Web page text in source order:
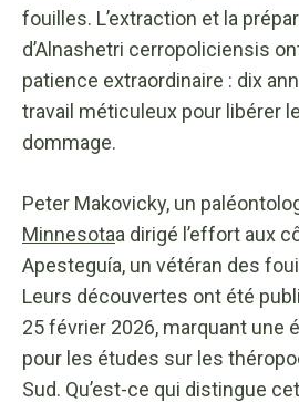
fouilles. L’extraction et la
d’Alnashetri cerropoliciensis
patience extraordinaire : dix
travail méticuleux pour libérer
dommage.
Peter Makovicky, un
Minnesotaa dirigé l’effort aux
Apesteguía, un vétéran des
Leurs découvertes ont été
25 février 2026, marquant une
pour les études sur les
Sud. Qu’est-ce qui distingue